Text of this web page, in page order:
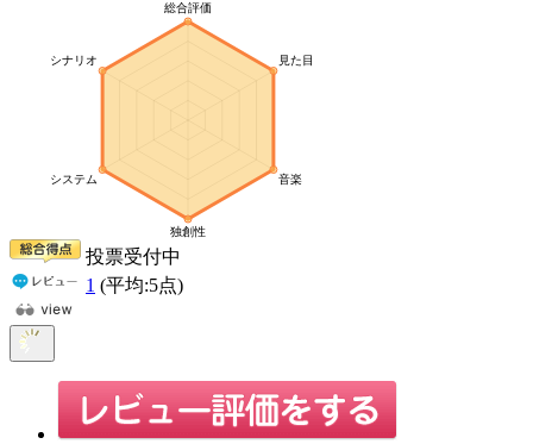
投票受付中
1 (平均:5点)